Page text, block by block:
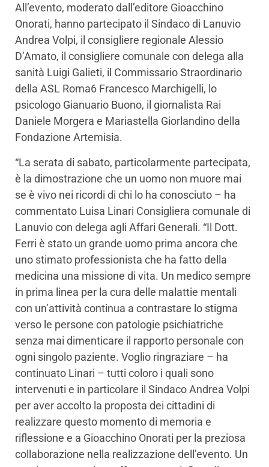
All’evento, moderato dall’editore Gioacchino
Onorati, hanno partecipato il Sindaco di Lanuvio
Andrea Volpi, il consigliere regionale Alessio
D’Amato, il consigliere comunale con delega alla
sanità Luigi Galieti, il Commissario Straordinario
della ASL Roma6 Francesco Marchigelli, lo
psicologo Gianuario Buono, il giornalista Rai
Daniele Morgera e Mariastella Giorlandino della
Fondazione Artemisia.
“La serata di sabato, particolarmente partecipata,
è la dimostrazione che un uomo non muore mai
se è vivo nei ricordi di chi lo ha conosciuto – ha
commentato Luisa Linari Consigliera comunale di
Lanuvio con delega agli Affari Generali. “Il Dott.
Ferri è stato un grande uomo prima ancora che
uno stimato professionista che ha fatto della
medicina una missione di vita. Un medico sempre
in prima linea per la cura delle malattie mentali
con un’attività continua a contrastare lo stigma
verso le persone con patologie psichiatriche
senza mai dimenticare il rapporto personale con
ogni singolo paziente. Voglio ringraziare – ha
continuato Linari – tutti coloro i quali sono
intervenuti e in particolare il Sindaco Andrea Volpi
per aver accolto la proposta dei cittadini di
realizzare questo momento di memoria e
riflessione e a Gioacchino Onorati per la preziosa
collaborazione nella realizzazione dell’evento. Un